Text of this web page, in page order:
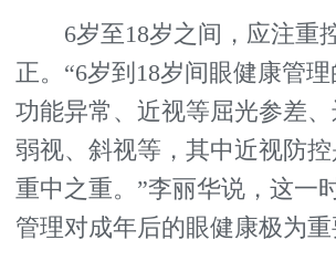
6岁至18岁之间，应注重
正。“6岁到18岁间眼健康管
功能异常、近视等屈光参差、
弱视、斜视等，其中近视防
重中之重。”李丽华说，这一
管理对成年后的眼健康极为重